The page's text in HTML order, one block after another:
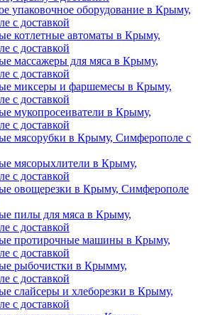
упаковочное оборудование в Крыму,
с доставкой
котлетные автоматы в Крыму,
с доставкой
массажеры для мяса в Крыму,
с доставкой
миксеры и фаршемесы в Крыму,
с доставкой
мукопросеиватели в Крыму,
с доставкой
мясорубки в Крыму, Симферополе с
мясорыхлители в Крыму,
с доставкой
овощерезки в Крыму, Симферополе
пилы для мяса в Крыму,
с доставкой
протирочные машины в Крыму,
с доставкой
рыбочистки в Крымму,
с доставкой
слайсеры и хлеборезки в Крыму,
с доставкой